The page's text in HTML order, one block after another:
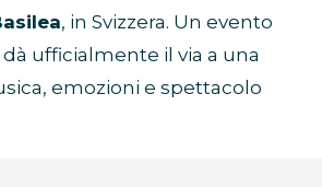
, in Svizzera. Un evento
ufficialmente il via a una
emozioni e spettacolo